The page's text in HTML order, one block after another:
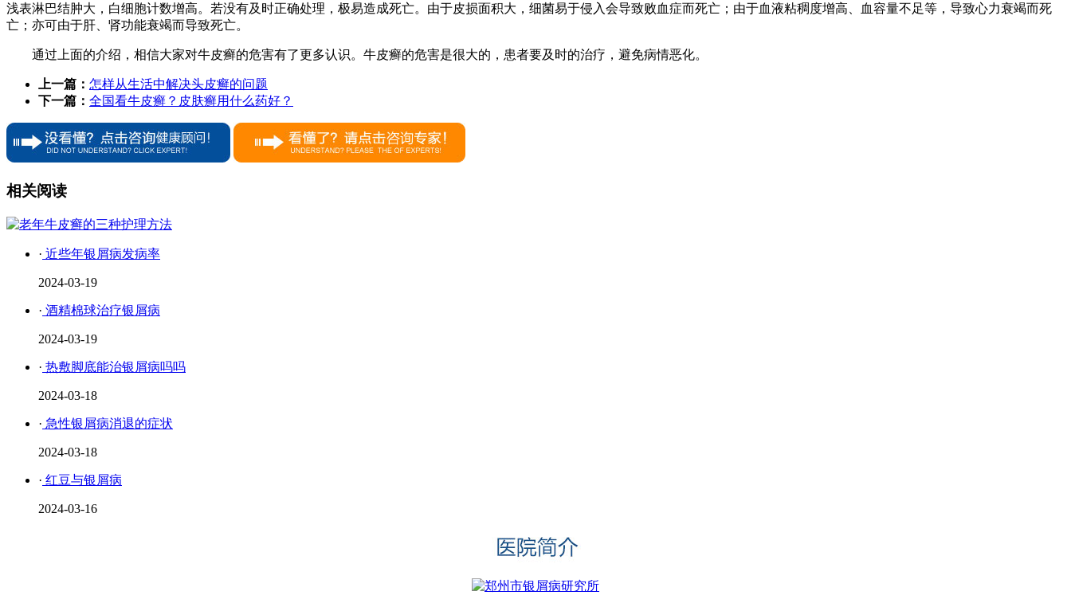
浅表淋巴结肿大，白细胞计数增高。若没有及时正确处理，极易造成死亡。由于皮损面积大，细菌易于侵入会导致败血症而死亡；由于血液粘稠度增高、血容量不足等，导致心力衰竭而死
亡；亦可由于肝、肾功能衰竭而导致死亡。
通过上面的介绍，相信大家对牛皮癣的危害有了更多认识。牛皮癣的危害是很大的，患者要及时的治疗，避免病情恶化。
上一篇： 怎样从生活中解决头皮癣的问题
下一篇： 全国看牛皮癣？皮肤癣用什么药好？
相关阅读
· 近些年银屑病发病率
2024-03-19
· 酒精棉球治疗银屑病
2024-03-19
· 热敷脚底能治银屑病吗吗
2024-03-18
· 急性银屑病消退的症状
2024-03-18
· 红豆与银屑病
2024-03-16